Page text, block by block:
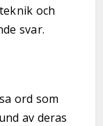
och
svar.
ord som
av deras